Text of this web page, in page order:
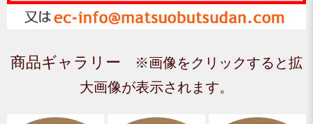
商品ギャラリー
※画像をクリックすると拡
大画像が表示されます。